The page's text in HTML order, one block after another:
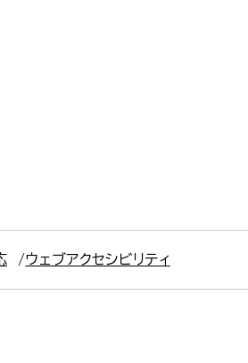
ウェブアクセシビリティ